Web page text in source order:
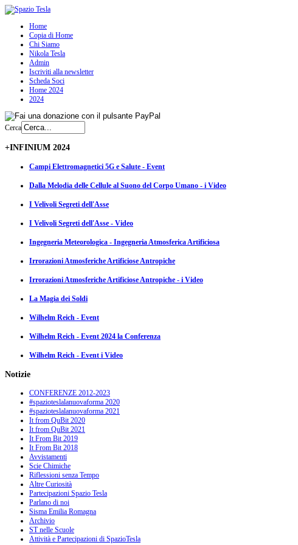
Home
Copia di Home
Chi Siamo
Nikola Tesla
Admin
Iscriviti alla newsletter
Scheda Soci
Home 2024
2024
Cerca
+INFINIUM 2024
Campi Elettromagnetici 5G e Salute - Event
Dalla Melodia delle Cellule al Suono del Corpo Umano - i Video
I Velivoli Segreti dell'Asse
I Velivoli Segreti dell'Asse - Video
Ingegneria Meteorologica - Ingegneria Atmosferica Artificiosa
Irrorazioni Atmosferiche Artificiose Antropiche
Irrorazioni Atmosferiche Artificiose Antropiche - i Video
La Magia dei Soldi
Wilhelm Reich - Event
Wilhelm Reich - Event 2024 la Conferenza
Wilhelm Reich - Event i Video
Notizie
CONFERENZE 2012-2023
#spazioteslalanuovaforma 2020
#spazioteslalanuovaforma 2021
It from QuBit 2020
It from QuBit 2021
It From Bit 2019
It From Bit 2018
Avvistamenti
Scie Chimiche
Riflessioni senza Tempo
Altre Curiosità
Partecipazioni Spazio Tesla
Parlano di noi
Sisma Emilia Romagna
Archivio
ST nelle Scuole
Attività e Partecipazioni di SpazioTesla